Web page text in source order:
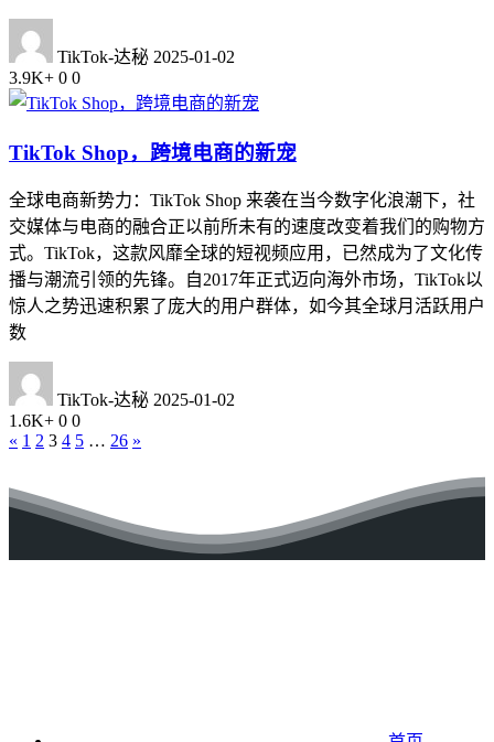
TikTok-达秘 2025-01-02
3.9K+ 0 0
TikTok Shop，跨境电商的新宠
全球电商新势力：TikTok Shop 来袭在当今数字化浪潮下，社
交媒体与电商的融合正以前所未有的速度改变着我们的购物方
式。TikTok，这款风靡全球的短视频应用，已然成为了文化传
播与潮流引领的先锋。自2017年正式迈向海外市场，TikTok以
惊人之势迅速积累了庞大的用户群体，如今其全球月活跃用户
数
TikTok-达秘 2025-01-02
1.6K+ 0 0
« 1 2 3 4 5 … 26 »